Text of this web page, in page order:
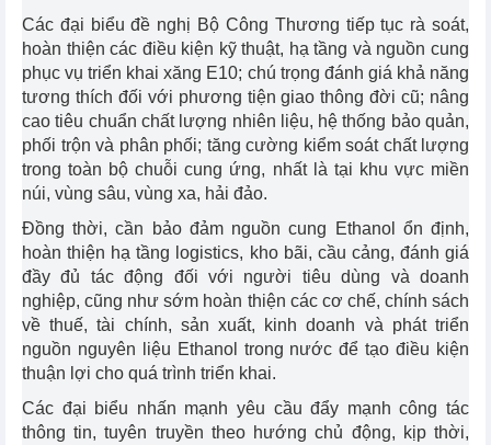
Các đại biểu đề nghị Bộ Công Thương tiếp tục rà soát,
hoàn thiện các điều kiện kỹ thuật, hạ tầng và nguồn cung
phục vụ triển khai xăng E10; chú trọng đánh giá khả năng
tương thích đối với phương tiện giao thông đời cũ; nâng
cao tiêu chuẩn chất lượng nhiên liệu, hệ thống bảo quản,
phối trộn và phân phối; tăng cường kiểm soát chất lượng
trong toàn bộ chuỗi cung ứng, nhất là tại khu vực miền
núi, vùng sâu, vùng xa, hải đảo.
Đồng thời, cần bảo đảm nguồn cung Ethanol ổn định,
hoàn thiện hạ tầng logistics, kho bãi, cầu cảng, đánh giá
đầy đủ tác động đối với người tiêu dùng và doanh
nghiệp, cũng như sớm hoàn thiện các cơ chế, chính sách
về thuế, tài chính, sản xuất, kinh doanh và phát triển
nguồn nguyên liệu Ethanol trong nước để tạo điều kiện
thuận lợi cho quá trình triển khai.
Các đại biểu nhấn mạnh yêu cầu đẩy mạnh công tác
thông tin, tuyên truyền theo hướng chủ động, kịp thời,